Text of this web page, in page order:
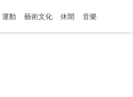
運動 藝術文化 休閒 音樂